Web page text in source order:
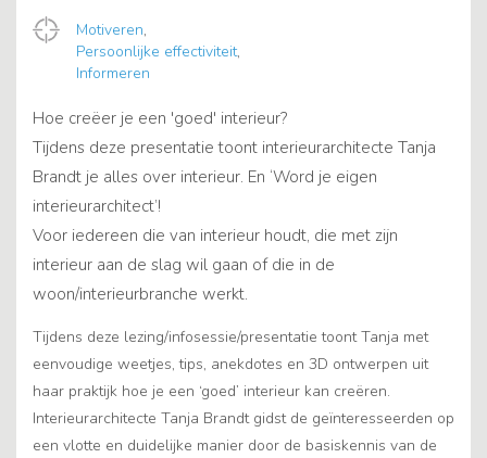
Motiveren,
Persoonlijke effectiviteit,
Informeren
Hoe creëer je een 'goed' interieur?
Tijdens deze presentatie toont interieurarchitecte Tanja
Brandt je alles over interieur. En ‘Word je eigen
interieurarchitect’!
Voor iedereen die van interieur houdt, die met zijn
interieur aan de slag wil gaan of die in de
woon/interieurbranche werkt.
Tijdens deze lezing/infosessie/presentatie toont Tanja met
eenvoudige weetjes, tips, anekdotes en 3D ontwerpen uit
haar praktijk hoe je een ‘goed’ interieur kan creëren.
Interieurarchitecte Tanja Brandt gidst de geïnteresseerden op
een vlotte en duidelijke manier door de basiskennis van de